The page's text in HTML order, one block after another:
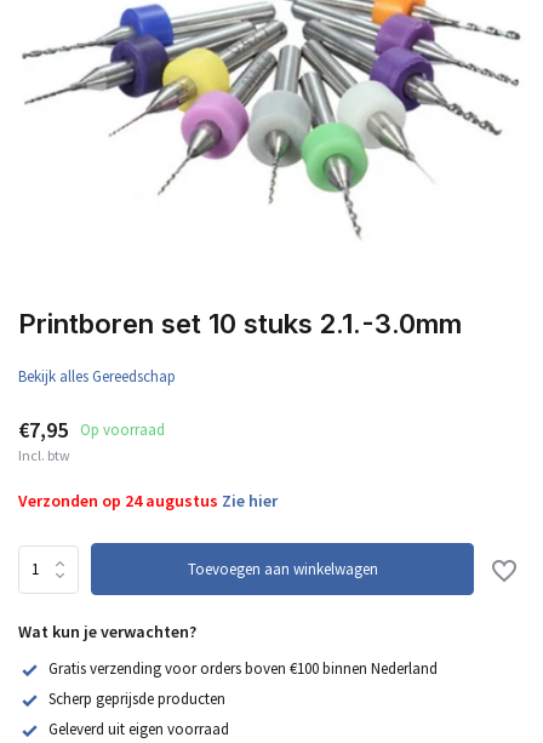
Printboren set 10 stuks 2.1.-3.0mm
Bekijk alles Gereedschap
€7,95 Op voorraad
Incl. btw
Verzonden op 24 augustus Zie hier
Toevoegen aan winkelwagen
Wat kun je verwachten?
Gratis verzending voor orders boven €100 binnen Nederland
Scherp geprijsde producten
Geleverd uit eigen voorraad